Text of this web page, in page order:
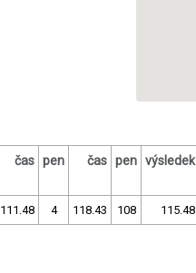
čas pen čas pen výsledek
111.48 4 118.43 108 115.48